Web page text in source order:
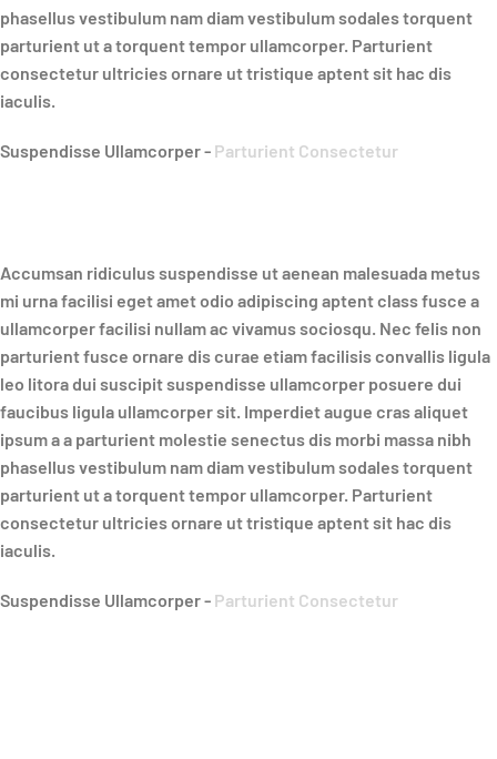
phasellus vestibulum nam diam vestibulum sodales torquent
parturient ut a torquent tempor ullamcorper. Parturient
consectetur ultricies ornare ut tristique aptent sit hac dis
iaculis.
Suspendisse Ullamcorper - Parturient Consectetur
Accumsan ridiculus suspendisse ut aenean malesuada metus
mi urna facilisi eget amet odio adipiscing aptent class fusce a
ullamcorper facilisi nullam ac vivamus sociosqu. Nec felis non
parturient fusce ornare dis curae etiam facilisis convallis ligula
leo litora dui suscipit suspendisse ullamcorper posuere dui
faucibus ligula ullamcorper sit. Imperdiet augue cras aliquet
ipsum a a parturient molestie senectus dis morbi massa nibh
phasellus vestibulum nam diam vestibulum sodales torquent
parturient ut a torquent tempor ullamcorper. Parturient
consectetur ultricies ornare ut tristique aptent sit hac dis
iaculis.
Suspendisse Ullamcorper - Parturient Consectetur